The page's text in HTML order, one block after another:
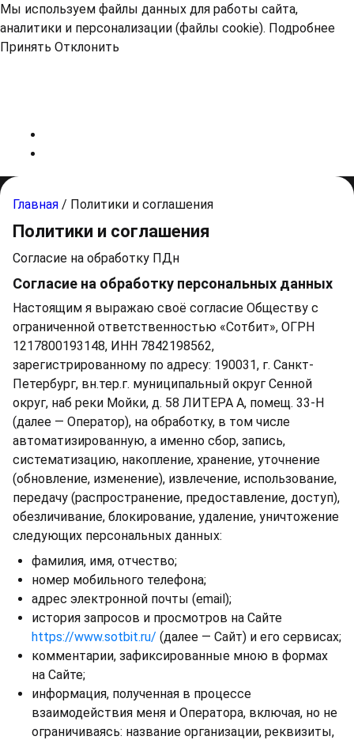
Мы используем файлы данных для работы сайта,
аналитики и персонализации (файлы cookie). Подробнее
Принять Отклонить
Главная / Политики и соглашения
Политики и соглашения
Согласие на обработку ПДн
Согласие на обработку персональных данных
Настоящим я выражаю своё согласие Обществу с
ограниченной ответственностью «Сотбит», ОГРН
1217800193148, ИНН 7842198562,
зарегистрированному по адресу: 190031, г. Санкт-
Петербург, вн.тер.г. муниципальный округ Сенной
округ, наб реки Мойки, д. 58 ЛИТЕРА А, помещ. 33-Н
(далее — Оператор), на обработку, в том числе
автоматизированную, а именно сбор, запись,
систематизацию, накопление, хранение, уточнение
(обновление, изменение), извлечение, использование,
передачу (распространение, предоставление, доступ),
обезличивание, блокирование, удаление, уничтожение
следующих персональных данных:
фамилия, имя, отчество;
номер мобильного телефона;
адрес электронной почты (email);
история запросов и просмотров на Сайте
https://www.sotbit.ru/ (далее — Сайт) и его сервисах;
комментарии, зафиксированные мною в формах
на Сайте;
информация, полученная в процессе
взаимодействия меня и Оператора, включая, но не
ограничиваясь: название организации, реквизиты,